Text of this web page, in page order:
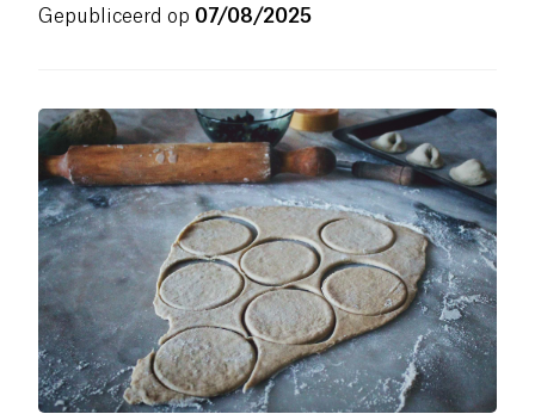
Gepubliceerd op 07/08/2025